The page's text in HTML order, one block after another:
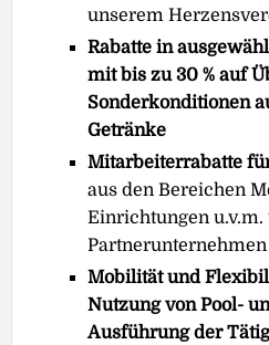
unserem
Rabatte in
mit bis zu 30 % auf
Sonderkonditionen
Getränke
Mitarbeiterrabatte
aus den Bereichen
Einrichtungen u.v.m.
Partnerunternehmen
Mobilität und
Nutzung von Pool-
Ausführung der